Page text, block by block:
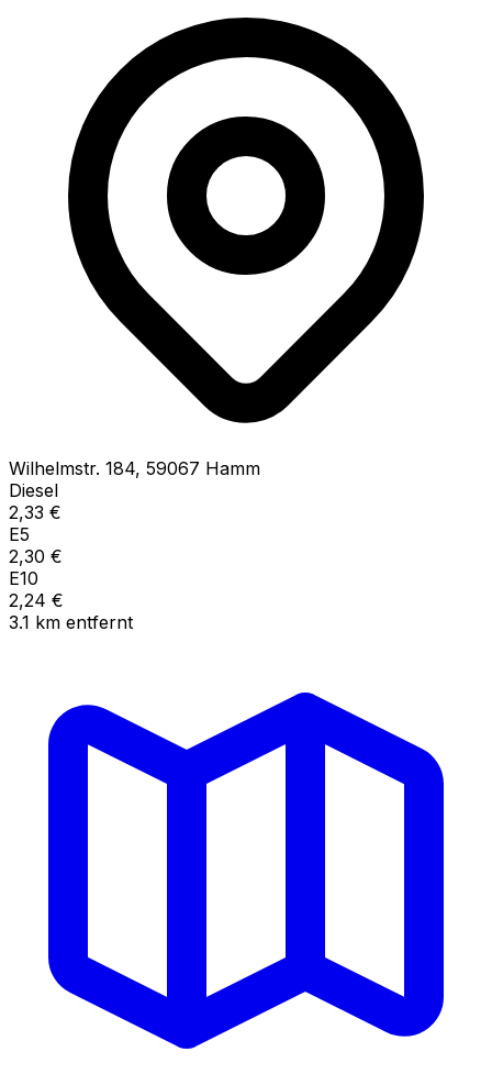
Wilhelmstr. 184, 59067 Hamm
Diesel
2,33 €
E5
2,30 €
E10
2,24 €
3.1 km entfernt